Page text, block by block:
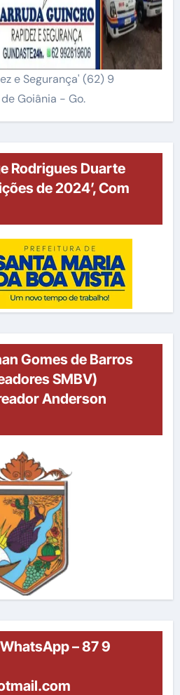
e Segurança' (62) 9
Goiânia - Go.
Rodrigues Duarte
de 2024’, Com
Gomes de Barros
SMBV)
Anderson
– 87 9